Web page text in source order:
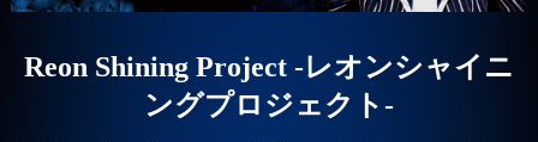
Reon Shining Project -レオンシャイニ
ングプロジェクト-